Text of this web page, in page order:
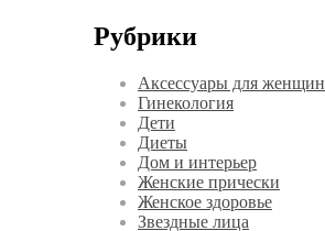
Рубрики
Аксессуары для женщин
Гинекология
Дети
Диеты
Дом и интерьер
Женские прически
Женское здоровье
Звездные лица